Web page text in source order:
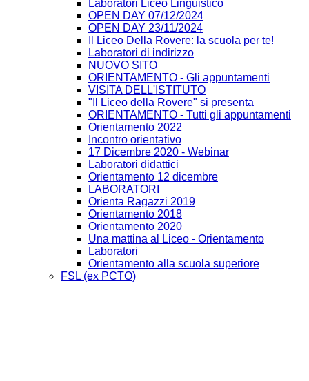
Laboratori Liceo Linguistico
OPEN DAY 07/12/2024
OPEN DAY 23/11/2024
Il Liceo Della Rovere: la scuola per te!
Laboratori di indirizzo
NUOVO SITO
ORIENTAMENTO - Gli appuntamenti
VISITA DELL'ISTITUTO
"Il Liceo della Rovere" si presenta
ORIENTAMENTO - Tutti gli appuntamenti
Orientamento 2022
Incontro orientativo
17 Dicembre 2020 - Webinar
Laboratori didattici
Orientamento 12 dicembre
LABORATORI
Orienta Ragazzi 2019
Orientamento 2018
Orientamento 2020
Una mattina al Liceo - Orientamento
Laboratori
Orientamento alla scuola superiore
FSL (ex PCTO)